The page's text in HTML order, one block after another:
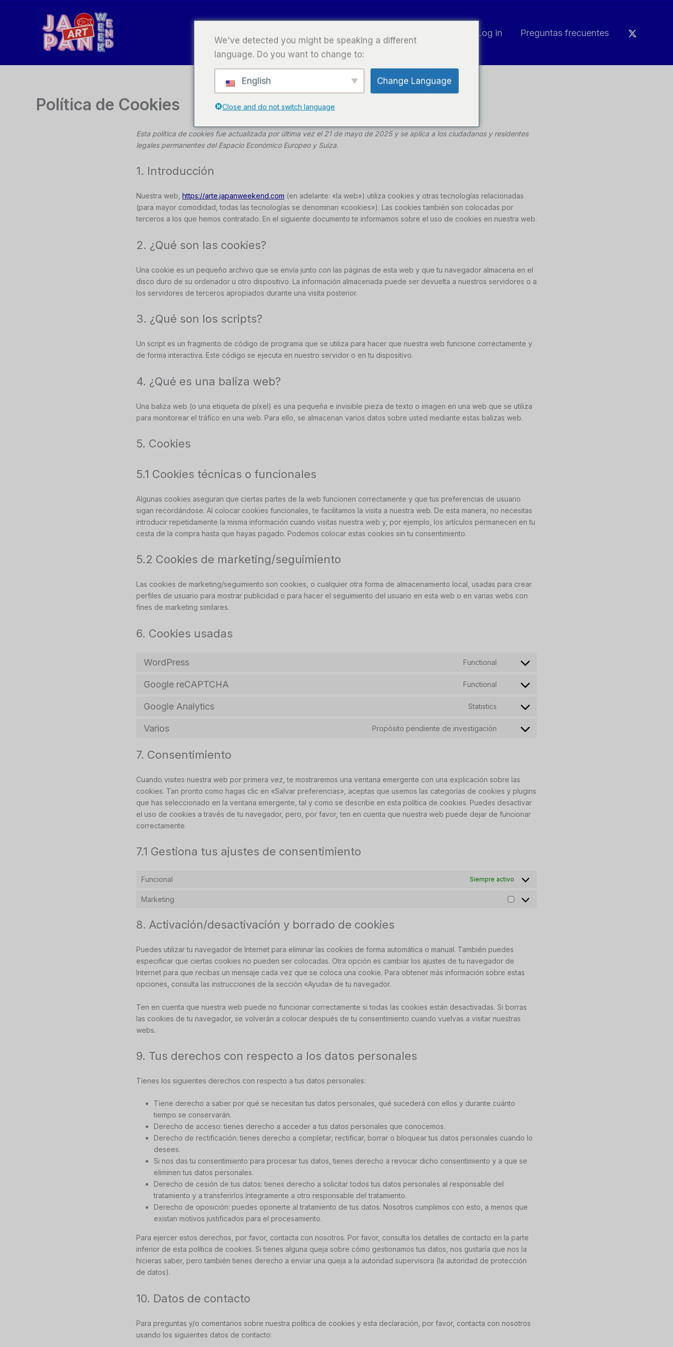
Log in Preguntas frecuentes
Política de Cookies
Esta política de cookies fue actualizada por última vez el 21 de mayo de 2025 y se aplica a los ciudadanos y residentes
legales permanentes del Espacio Económico Europeo y Suiza.
1. Introducción
Nuestra web, https://arte.japanweekend.com (en adelante: «la web») utiliza cookies y otras tecnologías relacionadas
(para mayor comodidad, todas las tecnologías se denominan «cookies»). Las cookies también son colocadas por
terceros a los que hemos contratado. En el siguiente documento te informamos sobre el uso de cookies en nuestra web.
2. ¿Qué son las cookies?
Una cookie es un pequeño archivo que se envía junto con las páginas de esta web y que tu navegador almacena en el
disco duro de su ordenador u otro dispositivo. La información almacenada puede ser devuelta a nuestros servidores o a
los servidores de terceros apropiados durante una visita posterior.
3. ¿Qué son los scripts?
Un script es un fragmento de código de programa que se utiliza para hacer que nuestra web funcione correctamente y
de forma interactiva. Este código se ejecuta en nuestro servidor o en tu dispositivo.
4. ¿Qué es una baliza web?
Una baliza web (o una etiqueta de píxel) es una pequeña e invisible pieza de texto o imagen en una web que se utiliza
para monitorear el tráfico en una web. Para ello, se almacenan varios datos sobre usted mediante estas balizas web.
5. Cookies
5.1 Cookies técnicas o funcionales
Algunas cookies aseguran que ciertas partes de la web funcionen correctamente y que tus preferencias de usuario
sigan recordándose. Al colocar cookies funcionales, te facilitamos la visita a nuestra web. De esta manera, no necesitas
introducir repetidamente la misma información cuando visitas nuestra web y, por ejemplo, los artículos permanecen en tu
cesta de la compra hasta que hayas pagado. Podemos colocar estas cookies sin tu consentimiento.
5.2 Cookies de marketing/seguimiento
Las cookies de marketing/seguimiento son cookies, o cualquier otra forma de almacenamiento local, usadas para crear
perfiles de usuario para mostrar publicidad o para hacer el seguimiento del usuario en esta web o en varias webs con
fines de marketing similares.
6. Cookies usadas
WordPress Functional
Consent
service
Google reCAPTCHA Functional
Consent
service
recaptcha
Google Analytics Statistics
Consent
service
Varios Propósito pendiente de investigación
Consent
7. Consentimiento
Cuando visites nuestra web por primera vez, te mostraremos una ventana emergente con una explicación sobre las
cookies. Tan pronto como hagas clic en «Salvar preferencias», aceptas que usemos las categorías de cookies y plugins
que has seleccionado en la ventana emergente, tal y como se describe en esta política de cookies. Puedes desactivar
el uso de cookies a través de tu navegador, pero, por favor, ten en cuenta que nuestra web puede dejar de funcionar
correctamente.
7.1 Gestiona tus ajustes de consentimiento
Funcional Siempre activo
Marketing Marketing
8. Activación/desactivación y borrado de cookies
Puedes utilizar tu navegador de Internet para eliminar las cookies de forma automática o manual. También puedes
especificar que ciertas cookies no pueden ser colocadas. Otra opción es cambiar los ajustes de tu navegador de
Internet para que recibas un mensaje cada vez que se coloca una cookie. Para obtener más información sobre estas
opciones, consulta las instrucciones de la sección «Ayuda» de tu navegador.
Ten en cuenta que nuestra web puede no funcionar correctamente si todas las cookies están desactivadas. Si borras
las cookies de tu navegador, se volverán a colocar después de tu consentimiento cuando vuelvas a visitar nuestras
webs.
9. Tus derechos con respecto a los datos personales
Tienes los siguientes derechos con respecto a tus datos personales:
Tiene derecho a saber por qué se necesitan tus datos personales, qué sucederá con ellos y durante cuánto
tiempo se conservarán.
Derecho de acceso: tienes derecho a acceder a tus datos personales que conocemos.
Derecho de rectificación: tienes derecho a completar, rectificar, borrar o bloquear tus datos personales cuando lo
desees.
Si nos das tu consentimiento para procesar tus datos, tienes derecho a revocar dicho consentimiento y a que se
eliminen tus datos personales.
Derecho de cesión de tus datos: tienes derecho a solicitar todos tus datos personales al responsable del
tratamiento y a transferirlos íntegramente a otro responsable del tratamiento.
Derecho de oposición: puedes oponerte al tratamiento de tus datos. Nosotros cumplimos con esto, a menos que
existan motivos justificados para el procesamiento.
Para ejercer estos derechos, por favor, contacta con nosotros. Por favor, consulta los detalles de contacto en la parte
inferior de esta política de cookies. Si tienes alguna queja sobre cómo gestionamos tus datos, nos gustaría que nos la
hicieras saber, pero también tienes derecho a enviar una queja a la autoridad supervisora (la autoridad de protección
de datos).
10. Datos de contacto
Para preguntas y/o comentarios sobre nuestra política de cookies y esta declaración, por favor, contacta con nosotros
usando los siguientes datos de contacto:
We've detected you might be speaking a different
language. Do you want to change to:
English Change Language
Close and do not switch language